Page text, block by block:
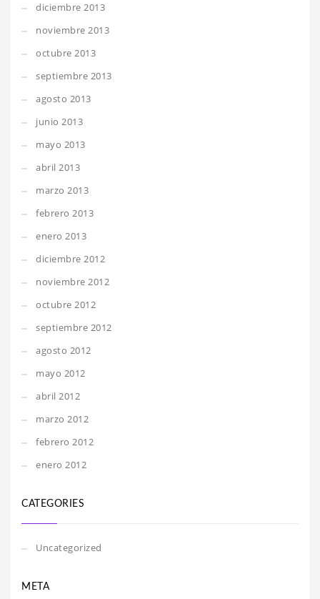
diciembre 2013
noviembre 2013
octubre 2013
septiembre 2013
agosto 2013
junio 2013
mayo 2013
abril 2013
marzo 2013
febrero 2013
enero 2013
diciembre 2012
noviembre 2012
octubre 2012
septiembre 2012
agosto 2012
mayo 2012
abril 2012
marzo 2012
febrero 2012
enero 2012
CATEGORIES
Uncategorized
META